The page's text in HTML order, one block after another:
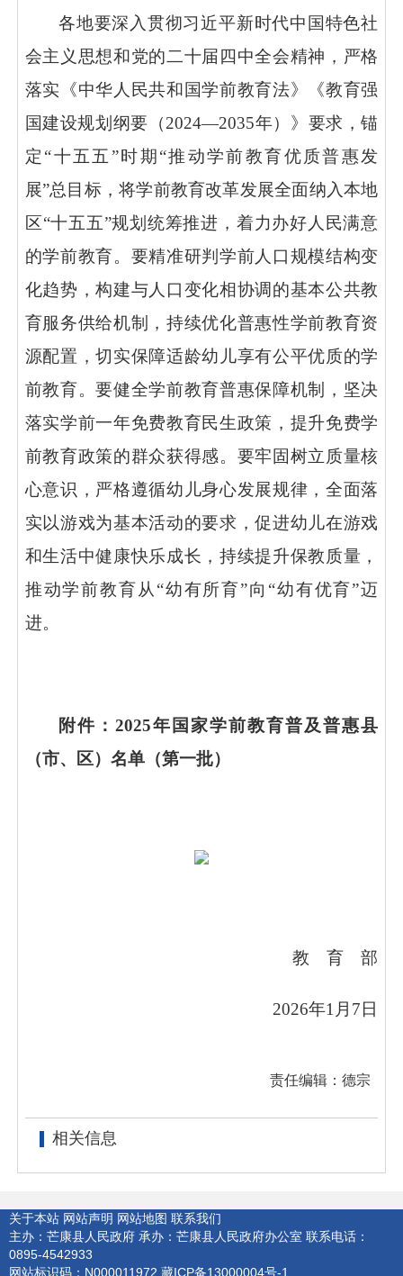
各地要深入贯彻习近平新时代中国特色社
会主义思想和党的二十届四中全会精神，严格
落实《中华人民共和国学前教育法》《教育强
国建设规划纲要（2024—2035年）》要求，锚
定“十五五”时期“推动学前教育优质普惠发
展”总目标，将学前教育改革发展全面纳入本地
区“十五五”规划统筹推进，着力办好人民满意
的学前教育。要精准研判学前人口规模结构变
化趋势，构建与人口变化相协调的基本公共教
育服务供给机制，持续优化普惠性学前教育资
源配置，切实保障适龄幼儿享有公平优质的学
前教育。要健全学前教育普惠保障机制，坚决
落实学前一年免费教育民生政策，提升免费学
前教育政策的群众获得感。要牢固树立质量核
心意识，严格遵循幼儿身心发展规律，全面落
实以游戏为基本活动的要求，促进幼儿在游戏
和生活中健康快乐成长，持续提升保教质量，
推动学前教育从“幼有所育”向“幼有优育”迈
进。
附件：2025年国家学前教育普及普惠县
（市、区）名单（第一批）
教 育 部
2026年1月7日
责任编辑：德宗
相关信息
关于本站 网站声明 网站地图 联系我们
主办：芒康县人民政府 承办：芒康县人民政府办公室 联系电话：
0895-4542933
网站标识码：N000011972 藏ICP备13000004号-1